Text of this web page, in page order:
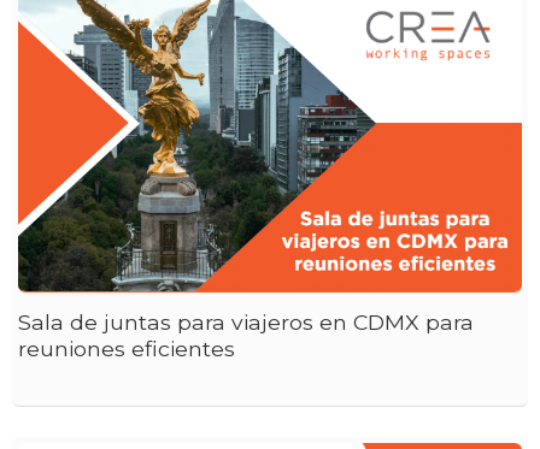
Sala de juntas para viajeros en CDMX para
reuniones eficientes